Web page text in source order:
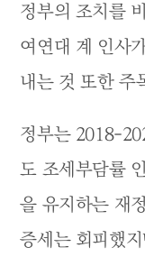
정부의 조치를
여연대 계 인사
내는 것 또한 주
정부는 2018-
도 조세부담률
을 유지하는 재
증세는 회피했